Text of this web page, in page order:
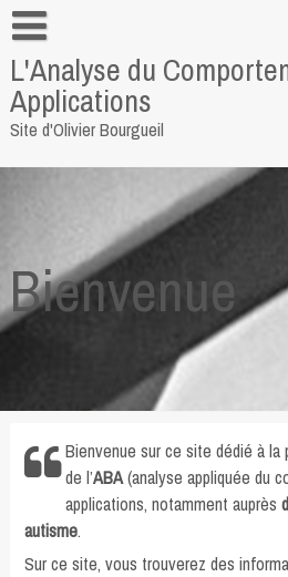
Skip
to
contentInformations personnelles
Pour me contacter
Quelques liens
L'Analyse du
Applications
Site d'Olivier Bourgueil
Bienvenue
Bienvenue sur ce site dédié à la
de l’ABA(analyse appliquée du
applications, notamment auprès
autisme.
Sur ce site, vous trouverez des